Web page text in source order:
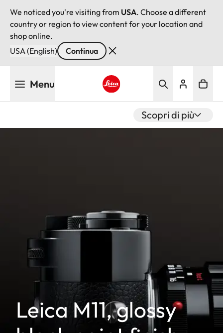
We noticed you're visiting from USA. Choose a different
country or region to view content for your location and
shop online.
USA (English)
Continua
Menu
Scopri di più
Leica M11, glossy